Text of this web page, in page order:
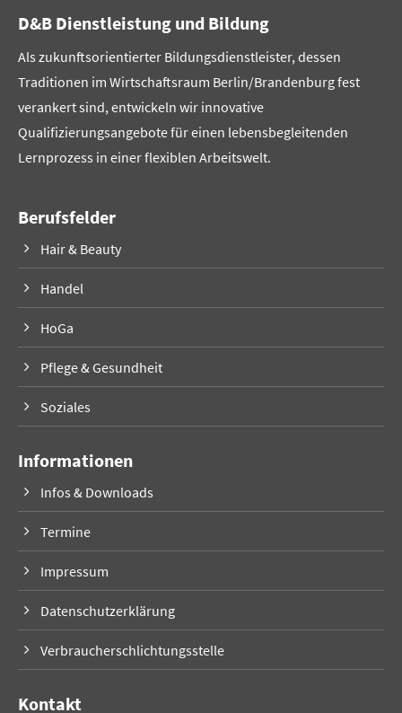
D&B Dienstleistung und Bildung
Als zukunftsorientierter Bildungsdienstleister, dessen
Traditionen im Wirtschaftsraum Berlin/Brandenburg fest
verankert sind, entwickeln wir innovative
Qualifizierungsangebote für einen lebensbegleitenden
Lernprozess in einer flexiblen Arbeitswelt.
Berufsfelder
Hair & Beauty
Handel
HoGa
Pflege & Gesundheit
Soziales
Informationen
Infos & Downloads
Termine
Impressum
Datenschutzerklärung
Verbraucherschlichtungsstelle
Kontakt